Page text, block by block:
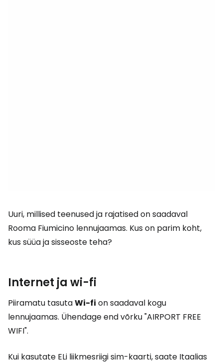
Uuri, millised teenused ja rajatised on saadaval
Rooma Fiumicino lennujaamas. Kus on parim koht,
kus süüa ja sisseoste teha?
Internet ja wi-fi
Piiramatu tasutaWi-fi on saadaval kogu
lennujaamas. Ühendage end võrku "AIRPORT FREE
WIFI".
Kui kasutate ELi liikmesriigi sim-kaarti, saate Itaalias